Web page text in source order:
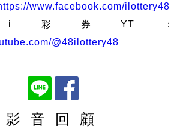
www.facebook.com/ilottery48
彩券YT：
@48ilottery48
影 音 回 顧